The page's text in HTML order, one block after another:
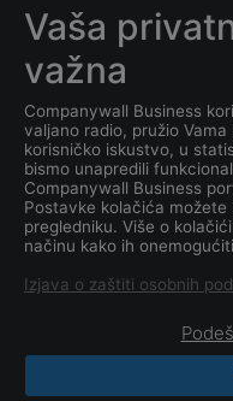
BEL
Koji je
BEL
CompanyWall
Vaša
važna
Companywall Business
valjano radio, pružio
korisničko iskustvo, u
bismo unapredili
Companywall Business
Postavke kolačića
pregledniku. Više o
načinu kako ih
Izjava o zaštiti osobnih